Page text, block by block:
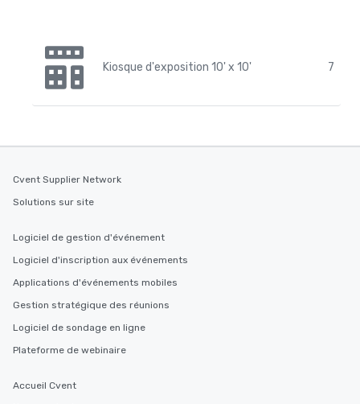
Kiosque d'exposition 10' x 10' 7
Cvent Supplier Network
Solutions sur site
Logiciel de gestion d'événement
Logiciel d'inscription aux événements
Applications d'événements mobiles
Gestion stratégique des réunions
Logiciel de sondage en ligne
Plateforme de webinaire
Accueil Cvent